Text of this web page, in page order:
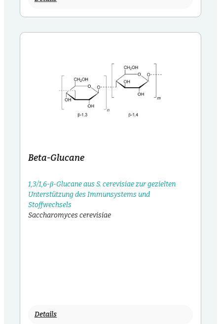
Beta-Glucane
1,3/1,6-β-Glucane aus S. cerevisiae zur gezielten
Unterstützung des Immunsystems und
Stoffwechsels
Saccharomyces cerevisiae
Details